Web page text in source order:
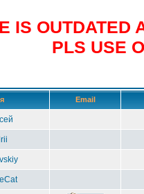
IS OUTDATED
PLS USE
Email